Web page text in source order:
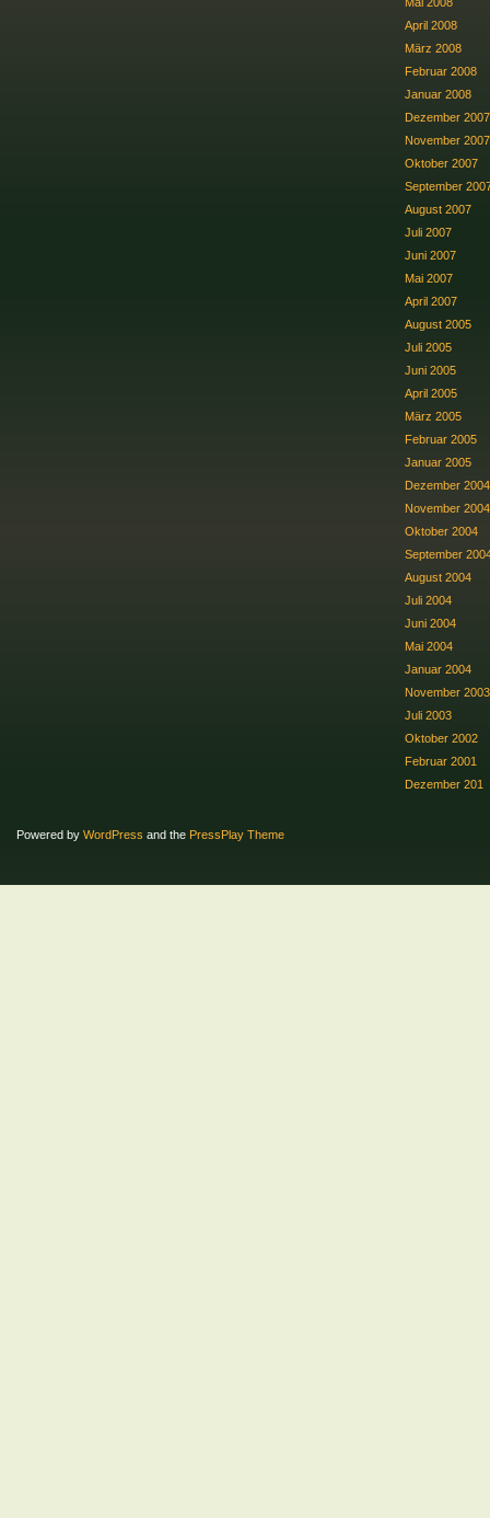
April 2008
März 2008
Februar 2008
Januar 2008
Dezember 2007
November 2007
Oktober 2007
September
August 2007
Juli 2007
Juni 2007
Mai 2007
April 2007
August 2005
Juli 2005
Juni 2005
April 2005
März 2005
Februar 2005
Januar 2005
Dezember 2004
November 2004
Oktober 2004
September
August 2004
Juli 2004
Juni 2004
Mai 2004
Januar 2004
November 2003
Juli 2003
Oktober 2002
Februar 2001
Dezember 201
Powered by WordPress and the PressPlay Theme